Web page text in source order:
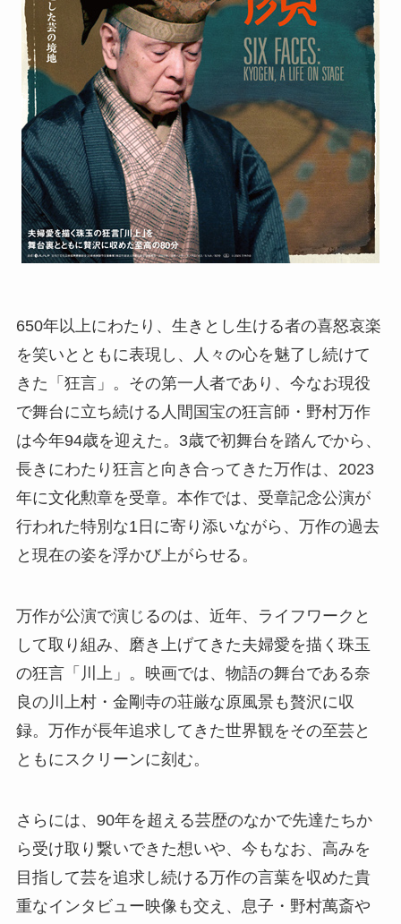
650年以上にわたり、生きとし生ける者の喜怒哀楽
を笑いとともに表現し、人々の心を魅了し続けて
きた「狂言」。その第一人者であり、今なお現役
で舞台に立ち続ける人間国宝の狂言師・野村万作
は今年94歳を迎えた。3歳で初舞台を踏んでから、
長きにわたり狂言と向き合ってきた万作は、2023
年に文化勲章を受章。本作では、受章記念公演が
行われた特別な1日に寄り添いながら、万作の過去
と現在の姿を浮かび上がらせる。
万作が公演で演じるのは、近年、ライフワークと
して取り組み、磨き上げてきた夫婦愛を描く珠玉
の狂言「川上」。映画では、物語の舞台である奈
良の川上村・金剛寺の荘厳な原風景も贅沢に収
録。万作が長年追求してきた世界観をその至芸と
ともにスクリーンに刻む。
さらには、90年を超える芸歴のなかで先達たちか
ら受け取り繋いできた想いや、今もなお、高みを
目指して芸を追求し続ける万作の言葉を収めた貴
重なインタビュー映像も交え、息子・野村萬斎や